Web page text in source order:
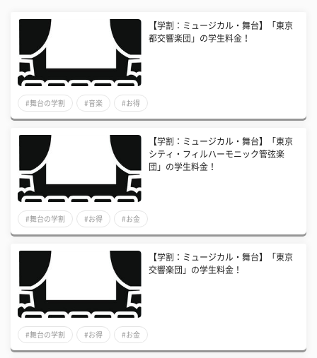
【学割：ミュージカル・舞台】「東京
都交響楽団」の学生料金！
#舞台の学割 #音楽 #お得
【学割：ミュージカル・舞台】「東京
シティ・フィルハーモニック管弦楽
団」の学生料金！
#舞台の学割 #お得 #お金
【学割：ミュージカル・舞台】「東京
交響楽団」の学生料金！
#舞台の学割 #お得 #お金